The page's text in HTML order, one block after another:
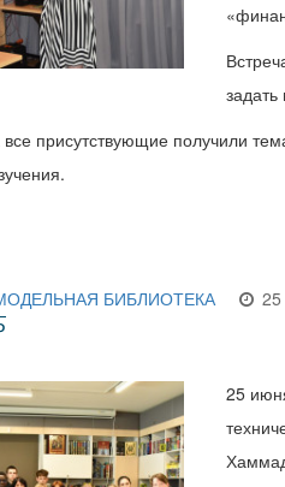
присутствующие получили
БИБЛИОТЕКА
25